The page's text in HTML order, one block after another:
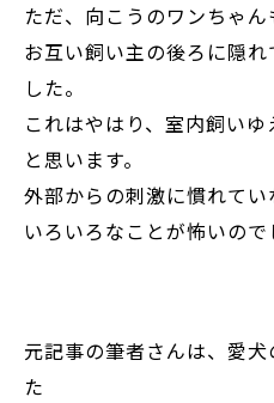
ただ、向こうのワンちゃん
お互い飼い主の後ろに隠
した。
これはやはり、室内飼い
と思います。
外部からの刺激に慣れてい
いろいろなことが怖いので
元記事の筆者さんは、愛
た